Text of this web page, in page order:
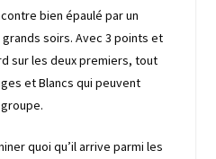
bien épaulé par un
soirs. Avec 3 points et
sur les deux premiers, tout
et Blancs qui peuvent
quoi qu’il arrive parmi les